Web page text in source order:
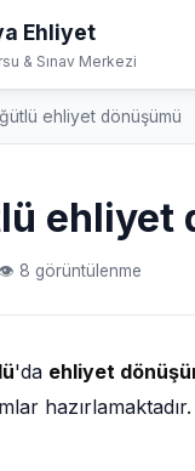
Ehliyet
& Sınav Merkezi
ehliyet dönüşümü
ehliyet
8 görüntülenme
'da ehliyet
hazırlamaktadır.